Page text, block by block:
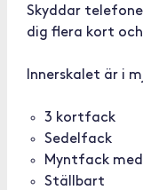
Skyddar
dig flera kort
Innerskalet är i
3 kortfack
Sedelfack
Myntfack
Ställbart